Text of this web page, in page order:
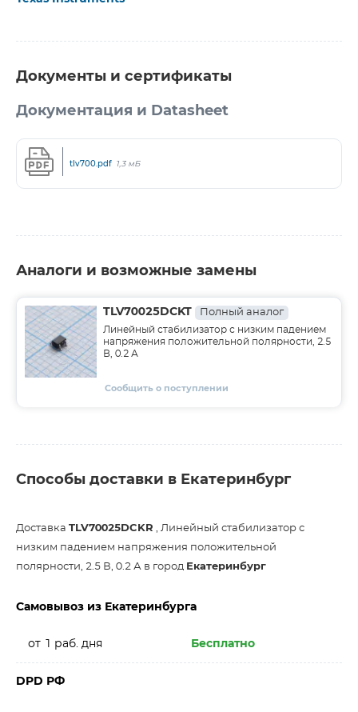
Документы и сертификаты
Документация и Datasheet
tlv700.pdf 1,3 мБ
Аналоги и возможные замены
TLV70025DCKT Полный аналог
Линейный стабилизатор с низким падением
напряжения положительной полярности, 2.5
В, 0.2 А
Сообщить о поступлении
Способы доставки в Екатеринбург
Доставка TLV70025DCKR , Линейный стабилизатор с
низким падением напряжения положительной
полярности, 2.5 В, 0.2 А в город Екатеринбург
Самовывоз из Екатеринбурга
от 1 раб. дня Бесплатно
DPD РФ